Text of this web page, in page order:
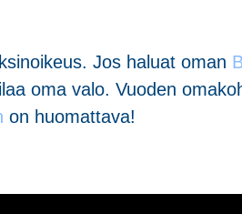
Jos haluat oman
oma valo. Vuoden
on huomattava!